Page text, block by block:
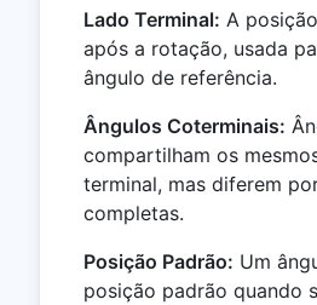
Lado Terminal: A
após a rotação, usada
ângulo de referência.
Ângulos Coterminais:
compartilham os
terminal, mas diferem
completas.
Posição Padrão: Um
posição padrão quando